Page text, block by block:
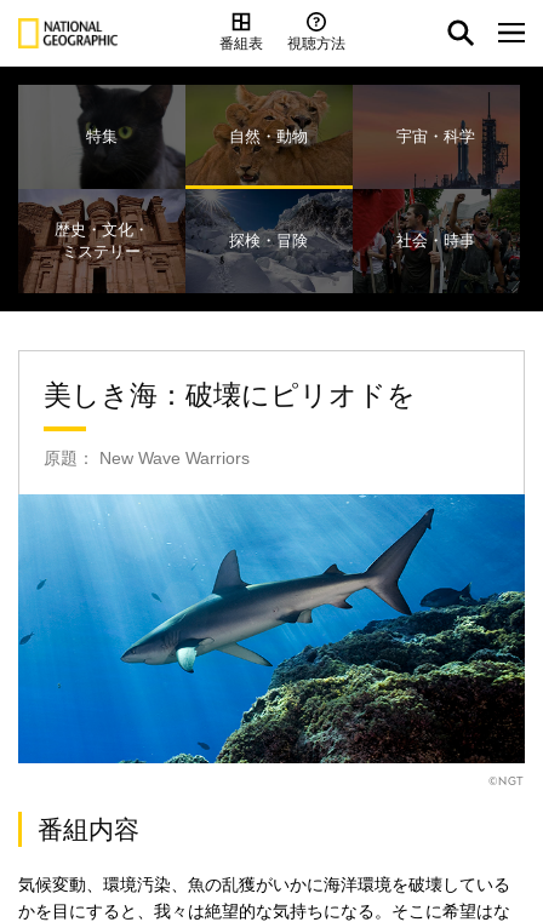
番組表 視聴方法
特集 自然・動物 宇宙・科学
歴史・文化・
ミステリー
探検・冒険 社会・時事
美しき海：破壊にピリオドを
原題： New Wave Warriors
©NGT
番組内容
気候変動、環境汚染、魚の乱獲がいかに海洋環境を破壊している
かを目にすると、我々は絶望的な気持ちになる。そこに希望はな